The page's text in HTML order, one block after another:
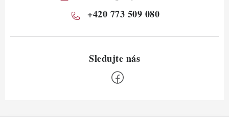
+420 773 509 080